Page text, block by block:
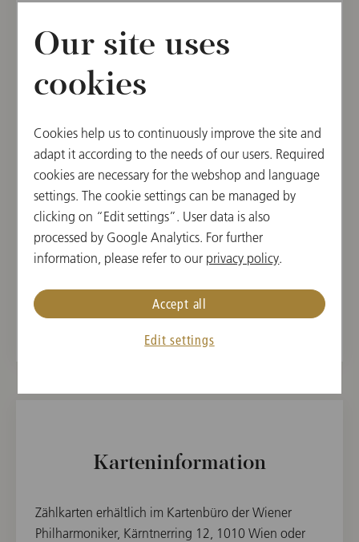
ENSEMBLE
4A Klasse, Musikgymnasium Wien, 1070 Wien
曲目
Max Bruch
Konzert für Violine Nr. 1 in g-Moll, op. 26
Max Bruch
Acht Stücke für Klarinette, Viola und Klavier, op. 83
Ludwig van Beethoven
Symphony No. 7 in A Major, op. 92
Antonín Dvořák
Slawischer Tanz in As-Dur, op. 46/3
Karteninformation
Zählkarten erhältlich im Kartenbüro der Wiener
Philharmoniker, Kärntnerring 12, 1010 Wien oder
Our site uses
cookies
Cookies help us to continuously improve the site and
adapt it according to the needs of our users. Required
cookies are necessary for the webshop and language
settings. The cookie settings can be managed by
clicking on “Edit settings”. User data is also
processed by Google Analytics. For further
information, please refer to our privacy policy.
Edit settings
Accept all